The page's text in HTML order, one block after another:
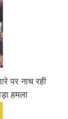
पर नाच रही
हमला